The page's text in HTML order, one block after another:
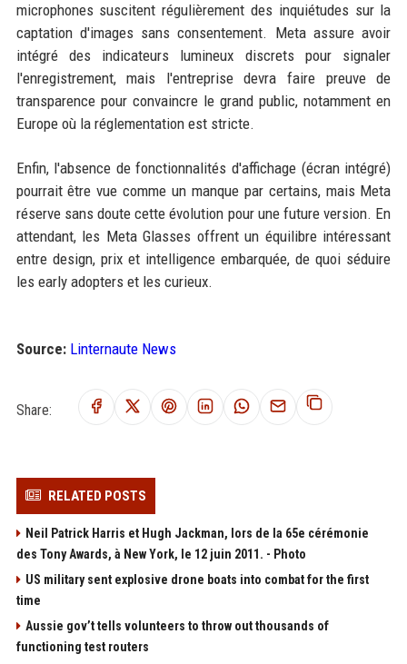
microphones suscitent régulièrement des inquiétudes sur la
captation d'images sans consentement. Meta assure avoir
intégré des indicateurs lumineux discrets pour signaler
l'enregistrement, mais l'entreprise devra faire preuve de
transparence pour convaincre le grand public, notamment en
Europe où la réglementation est stricte.
Enfin, l'absence de fonctionnalités d'affichage (écran intégré)
pourrait être vue comme un manque par certains, mais Meta
réserve sans doute cette évolution pour une future version. En
attendant, les Meta Glasses offrent un équilibre intéressant
entre design, prix et intelligence embarquée, de quoi séduire
les early adopters et les curieux.
Source: Linternaute News
Share:
RELATED POSTS
Neil Patrick Harris et Hugh Jackman, lors de la 65e cérémonie
des Tony Awards, à New York, le 12 juin 2011. - Photo
US military sent explosive drone boats into combat for the first
time
Aussie gov’t tells volunteers to throw out thousands of
functioning test routers